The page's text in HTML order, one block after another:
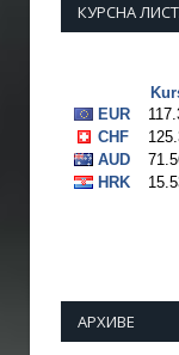
КУРСНА
АРХИВЕ